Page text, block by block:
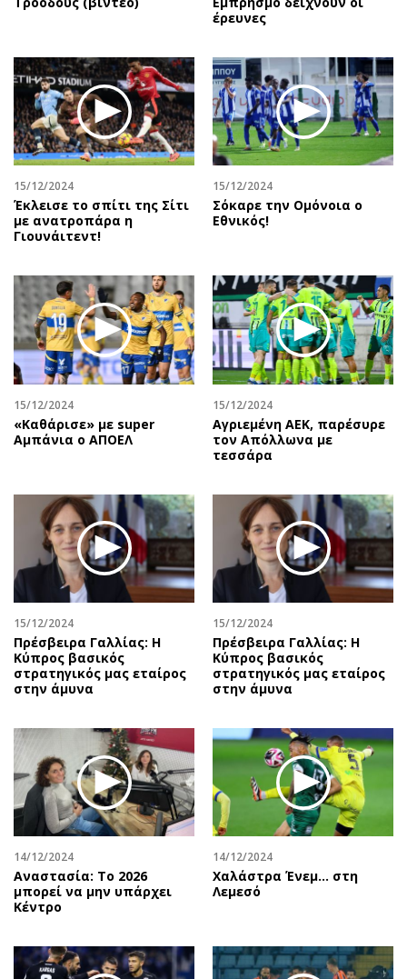
έρευνες
15/12/2024
Έκλεισε το σπίτι της Σίτι
με ανατροπάρα η
Γιουνάιτεντ!
15/12/2024
Σόκαρε την Ομόνοια ο
Εθνικός!
15/12/2024
«Καθάρισε» με super
Αμπάνια ο ΑΠΟΕΛ
15/12/2024
Αγριεμένη ΑΕΚ, παρέσυρε
τον Απόλλωνα με
τεσσάρα
15/12/2024
Πρέσβειρα Γαλλίας: Η
Κύπρος βασικός
στρατηγικός μας εταίρος
στην άμυνα
15/12/2024
Πρέσβειρα Γαλλίας: Η
Κύπρος βασικός
στρατηγικός μας εταίρος
στην άμυνα
14/12/2024
Αναστασία: Το 2026
μπορεί να μην υπάρχει
Κέντρο
14/12/2024
Χαλάστρα Ένεμ… στη
Λεμεσό